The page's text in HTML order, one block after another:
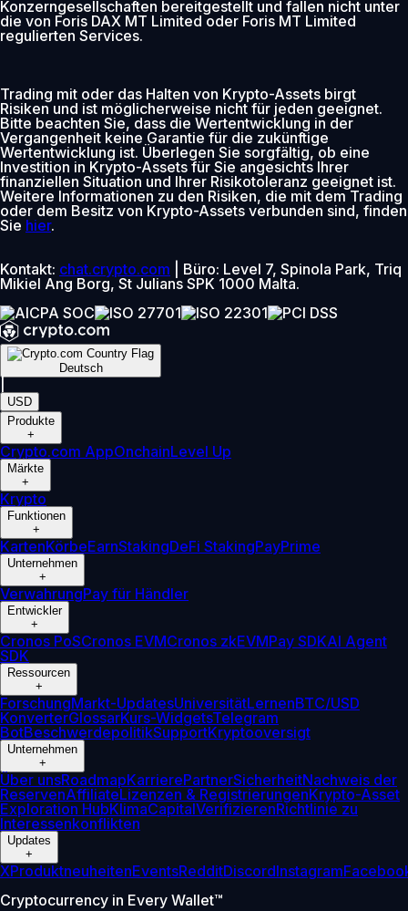
Konzerngesellschaften bereitgestellt und fallen nicht unter
die von Foris DAX MT Limited oder Foris MT Limited
regulierten Services.
Trading mit oder das Halten von Krypto-Assets birgt
Risiken und ist möglicherweise nicht für jeden geeignet.
Bitte beachten Sie, dass die Wertentwicklung in der
Vergangenheit keine Garantie für die zukünftige
Wertentwicklung ist. Überlegen Sie sorgfältig, ob eine
Investition in Krypto-Assets für Sie angesichts Ihrer
finanziellen Situation und Ihrer Risikotoleranz geeignet ist.
Weitere Informationen zu den Risiken, die mit dem Trading
oder dem Besitz von Krypto-Assets verbunden sind, finden
Sie hier.
Kontakt: chat.crypto.com | Büro: Level 7, Spinola Park, Triq
Mikiel Ang Borg, St Julians SPK 1000 Malta.
Deutsch
USD
Produkte
+
Crypto.com AppOnchainLevel Up
Märkte
+
Krypto
Funktionen
+
KartenKörbeEarnStakingDeFi StakingPayPrime
Unternehmen
+
VerwahrungPay für Händler
Entwickler
+
Cronos PoSCronos EVMCronos zkEVMPay SDKAI Agent
SDK
Ressourcen
+
ForschungMarkt-UpdatesUniversitätLernenBTC/USD
KonverterGlossarKurs-WidgetsTelegram
BotBeschwerdepolitikSupportKryptooversigt
Unternehmen
+
Über unsRoadmapKarrierePartnerSicherheitNachweis der
ReservenAffiliateLizenzen & RegistrierungenKrypto-Asset
Exploration HubKlimaCapitalVerifizierenRichtlinie zu
Interessenkonflikten
Updates
+
XProduktneuheitenEventsRedditDiscordInstagram
Cryptocurrency in Every Wallet™